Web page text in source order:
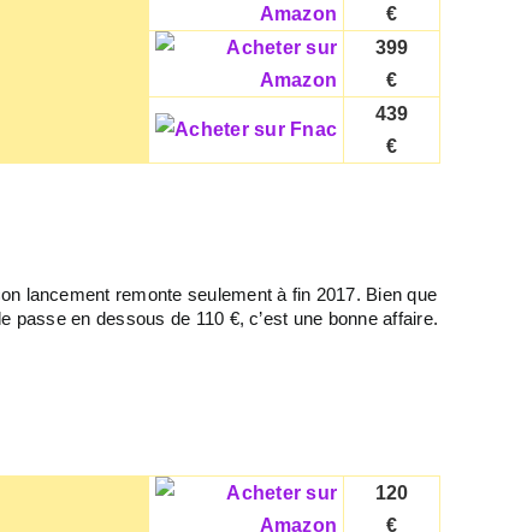
€
399
€
439
€
lancement remonte seulement à fin 2017. Bien que
en dessous de 110 €, c’est une bonne affaire.
120
€